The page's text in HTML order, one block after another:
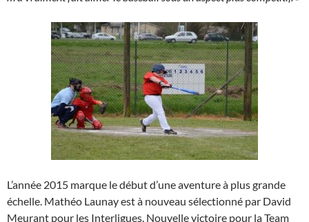
L’année 2015 marque le début d’une aventure à plus grande
échelle. Mathéo Launay est à nouveau sélectionné par David
Meurant pour les Interligues. Nouvelle victoire pour la Team